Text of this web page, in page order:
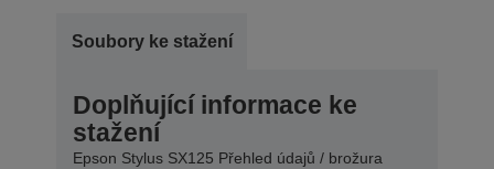
Soubory ke stažení
Doplňující informace ke
stažení
Epson Stylus SX125 Přehled údajů / brožura